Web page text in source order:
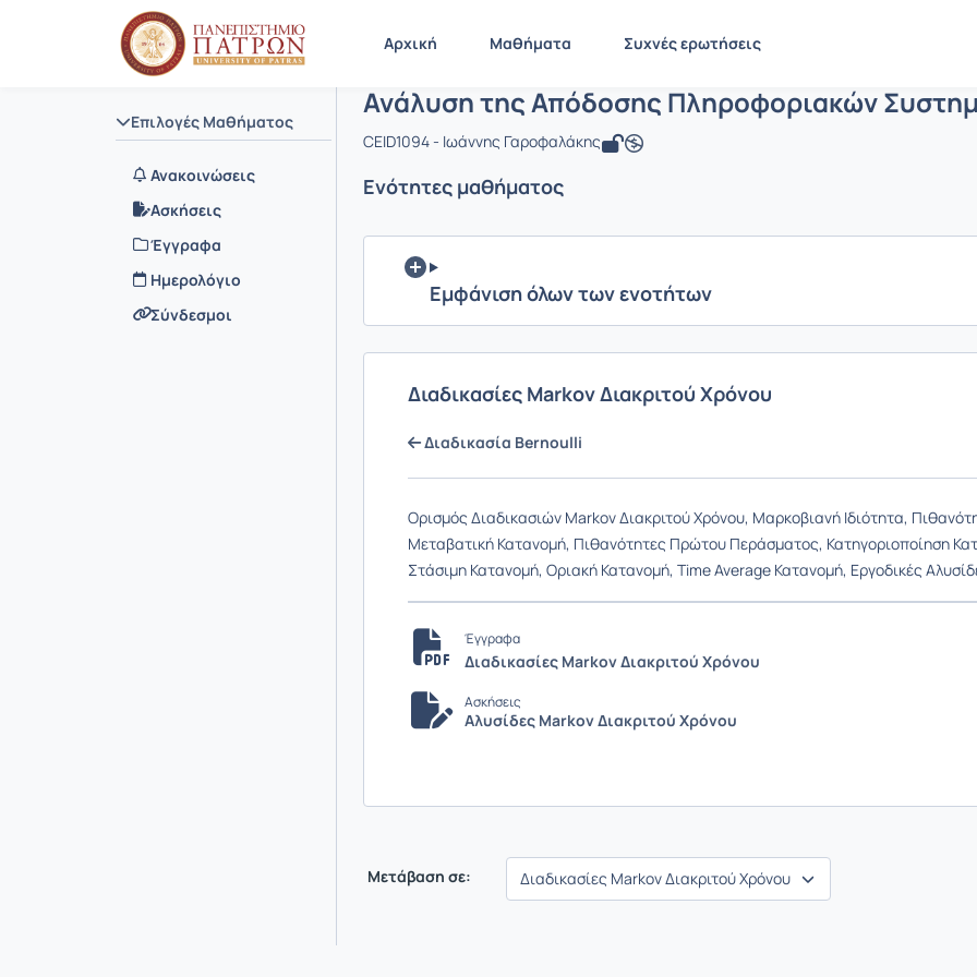
Αρχική Μαθήματα Συχνές ερωτήσεις
Επιλογές Μαθήματος
Ανακοινώσεις
Ασκήσεις
Έγγραφα
Ημερολόγιο
Σύνδεσμοι
Αρχική Σελίδα Ανάλυση της Απόδοσης Πληροφοριακών Συστημάτων
Μάθημα : Ανάλυση της Απόδοσης
Κωδικός : CEID1094
Ανάλυση της Απόδοσης Πληροφοριακών
CEID1094 - Ιωάννης Γαροφαλάκης
Ενότητες μαθήματος
Εμφάνιση όλων των ενοτήτων
Διαδικασίες Markov Διακριτού Χρόνου
Διαδικασία Bernoulli
Ορισμός Διαδικασιών Markov Διακριτού Χρόνου, Μαρκοβιανή Ιδιότητα,
Μεταβατική Κατανομή, Πιθανότητες Πρώτου Περάσματος, Κατηγοριοποίηση
Στάσιμη Κατανομή, Οριακή Κατανομή, Time Average Κατανομή, Εργοδικές
Έγγραφα
Διαδικασίες Markov Διακριτού Χρόνου
Ασκήσεις
Αλυσίδες Markov Διακριτού Χρόνου
Μετάβαση σε: